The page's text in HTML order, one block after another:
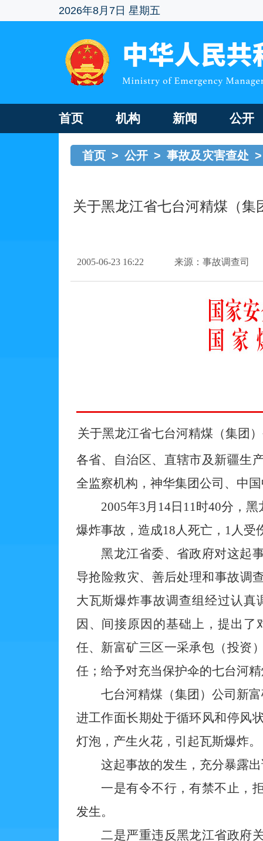
2026年8月7日 星期五
首页 机构 新闻 公开
首页 > 公开 > 事故及灾害查处 >
关于黑龙江省七台河精煤（集
2005-06-23 16:22 来源：事故调查司
关于黑龙江省七台河精煤（集团
各省、自治区、直辖市及新疆生
全监察机构，神华集团公司、中
2005年3月14日11时40分，黑
爆炸事故，造成18人死亡，1人受
黑龙江省委、省政府对这起事
导抢险救灾、善后处理和事故调
大瓦斯爆炸事故调查组经过认
因、间接原因的基础上，提出
任、新富矿三区一采承包（投资
任；给予对充当保护伞的七台河
七台河精煤（集团）公司新富
进工作面长期处于循环风和停风
灯泡，产生火花，引起瓦斯爆炸。
这起事故的发生，充分暴露出
一是有令不行，有禁不止，拒
发生。
二是严重违反黑龙江省政府关